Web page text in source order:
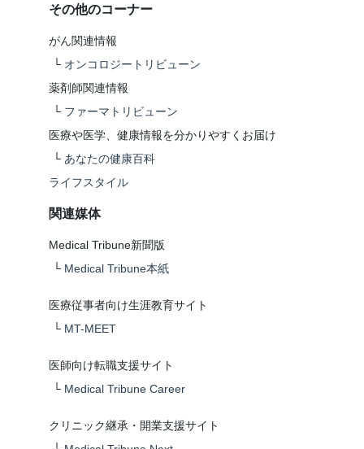
その他のコーナー
がん関連情報
└ オンコロジートリビューン
薬剤師関連情報
└ ファーマトリビューン
医療や医学、健康情報を分かりやすくお届け
└ あなたの健康百科
ライフスタイル
関連媒体
Medical Tribune新聞版
└ Medical Tribune本紙
医療従事者向け生涯教育サイト
└ MT-MEET
医師向け転職支援サイト
└ Medical Tribune Career
クリニック継承・開業支援サイト